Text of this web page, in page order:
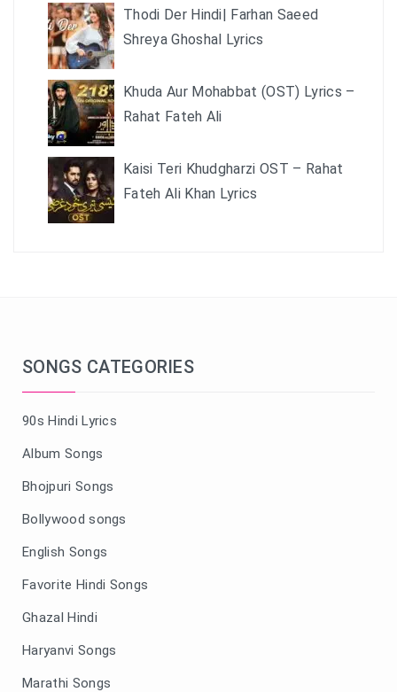
Thodi Der Hindi| Farhan Saeed
Shreya Ghoshal Lyrics
Khuda Aur Mohabbat (OST) Lyrics –
Rahat Fateh Ali
Kaisi Teri Khudgharzi OST – Rahat
Fateh Ali Khan Lyrics
SONGS CATEGORIES
90s Hindi Lyrics
Album Songs
Bhojpuri Songs
Bollywood songs
English Songs
Favorite Hindi Songs
Ghazal Hindi
Haryanvi Songs
Marathi Songs